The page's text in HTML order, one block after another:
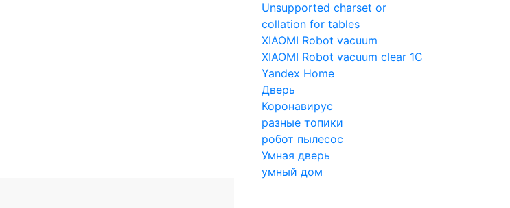
Unsupported charset or
collation for tables
XIAOMI Robot vacuum
XIAOMI Robot vacuum clear 1C
Yandex Home
Дверь
Коронавирус
разные топики
робот пылесос
Умная дверь
умный дом